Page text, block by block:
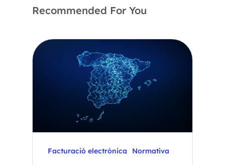
Recommended For You
Facturació electrónica Normativa